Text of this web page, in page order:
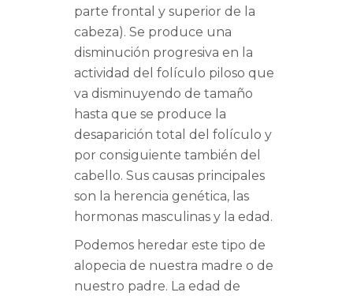
parte frontal y superior de la
cabeza). Se produce una
disminución progresiva en la
actividad del folículo piloso que
va disminuyendo de tamaño
hasta que se produce la
desaparición total del folículo y
por consiguiente también del
cabello. Sus causas principales
son la herencia genética, las
hormonas masculinas y la edad.
Podemos heredar este tipo de
alopecia de nuestra madre o de
nuestro padre. La edad de